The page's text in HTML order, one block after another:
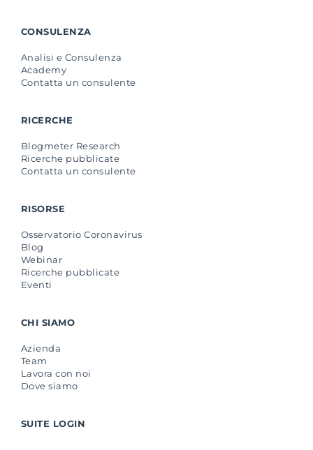
CONSULENZA
Analisi e Consulenza
Academy
Contatta un consulente
RICERCHE
Blogmeter Research
Ricerche pubblicate
Contatta un consulente
RISORSE
Osservatorio Coronavirus
Blog
Webinar
Ricerche pubblicate
Eventi
CHI SIAMO
Azienda
Team
Lavora con noi
Dove siamo
SUITE LOGIN